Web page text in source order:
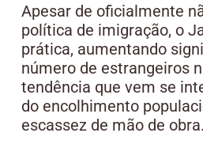
Apesar de oficialmente
política de imigração, o
prática, aumentando
número de estrangeiros
tendência que vem se
do encolhimento
escassez de mão de obra.